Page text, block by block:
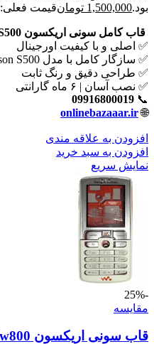
بود.1,500,000 تومانقیمت فعلی: 1,500,000 تومان.
قاب کامل سونی اریکسون S500
✅ اصلی و با کیفیت اورجینال
✅ سازگار کامل با مدل Sony Ericsson S500
✅ طراحی دقیق و رنگ ثابت
✅ نصب آسان | ۶ ماه گارانتی
📞
09916800019
🌐
onlinebazaaar.ir
افزودن به علاقه مندی
افزودن به سبد خرید
نمایش سریع
-25%
مقايسه
قاب سونی اریکسون w700i/w800